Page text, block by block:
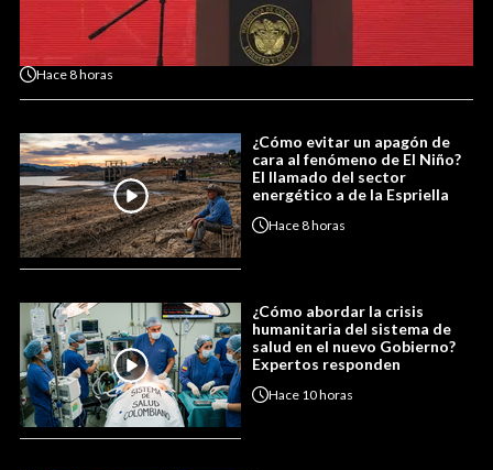
Hace8 horas
¿Cómo evitar un apagón de
cara al fenómeno de El Niño?
El llamado del sector
energético a de la Espriella
Hace8 horas
¿Cómo abordar la crisis
humanitaria del sistema de
salud en el nuevo Gobierno?
Expertos responden
Hace 10 horas